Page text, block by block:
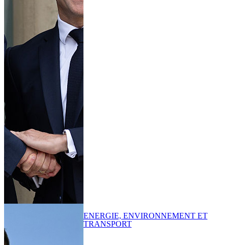
ENERGIE, ENVIRONNEMENT ET
TRANSPORT